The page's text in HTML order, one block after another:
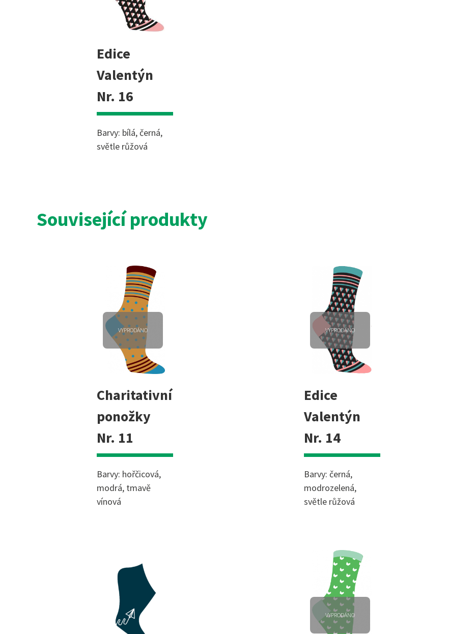
Edice
Valentýn
Nr. 16
Barvy: bílá, černá,
světle růžová
Související produkty
VYPRODÁNO
Charitativní
ponožky
Nr. 11
Barvy: hořčicová,
modrá, tmavě
vínová
VYPRODÁNO
Edice
Valentýn
Nr. 14
Barvy: černá,
modrozelená,
světle růžová
VYPRODÁNO